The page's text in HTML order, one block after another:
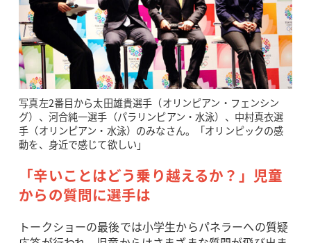
写真左2番目から太田雄貴選手（オリンピアン・フェンシン
グ）、河合純一選手（パラリンピアン・水泳）、中村真衣選
手（オリンピアン・水泳）のみなさん。「オリンピックの感
動を、身近で感じて欲しい」
「辛いことはどう乗り越えるか？」児童
からの質問に選手は
トークショーの最後では小学生からパネラーへの質疑